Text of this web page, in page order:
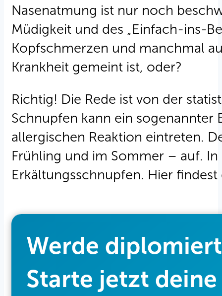
Nasenatmung ist nur noch
Müdigkeit und des „Einfach-ins-
Kopfschmerzen und manchmal
Krankheit gemeint ist, oder?
Richtig! Die Rede ist von der
Schnupfen kann ein sogenannter
allergischen Reaktion eintreten.
Frühling und im Sommer – auf.
Erkältungsschnupfen. Hier
Werde
Starte jetzt